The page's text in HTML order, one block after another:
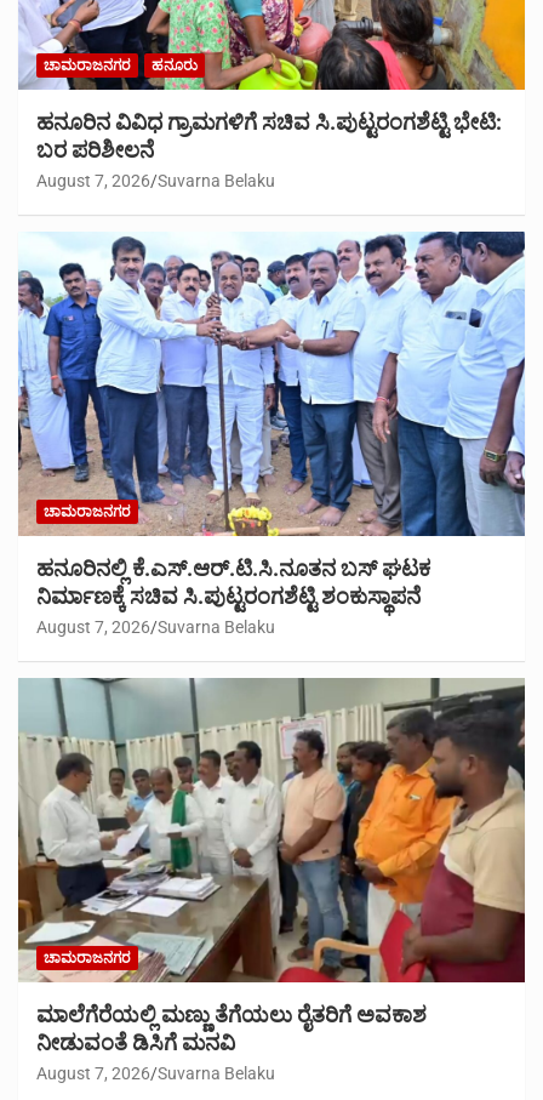
ಚಾಮರಾಜನಗರ ಹನೂರು
ಹನೂರಿನ ವಿವಿಧ ಗ್ರಾಮಗಳಿಗೆ ಸಚಿವ ಸಿ.ಪುಟ್ಟರಂಗಶೆಟ್ಟಿ ಭೇಟಿ:
ಬರ ಪರಿಶೀಲನೆ
August 7, 2026 Suvarna Belaku
ಚಾಮರಾಜನಗರ
ಹನೂರಿನಲ್ಲಿ ಕೆ.ಎಸ್.ಆರ್.ಟಿ.ಸಿ.ನೂತನ ಬಸ್ ಘಟಕ
ನಿರ್ಮಾಣಕ್ಕೆ ಸಚಿವ ಸಿ.ಪುಟ್ಟರಂಗಶೆಟ್ಟಿ ಶಂಕುಸ್ಥಾಪನೆ
August 7, 2026 Suvarna Belaku
ಚಾಮರಾಜನಗರ
ಮಾಲೆಗೆರೆಯಲ್ಲಿ ಮಣ್ಣು ತೆಗೆಯಲು ರೈತರಿಗೆ ಅವಕಾಶ
ನೀಡುವಂತೆ ಡಿಸಿಗೆ ಮನವಿ
August 7, 2026 Suvarna Belaku